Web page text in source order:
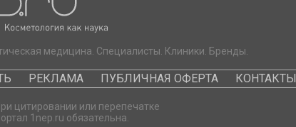
медицина. Специалисты. Клиники. Бренды.
РЕКЛАМА ПУБЛИЧНАЯ ОФЕРТА КОНТАКТЫ
цитировании или перепечатке
1nep.ru обязательна.